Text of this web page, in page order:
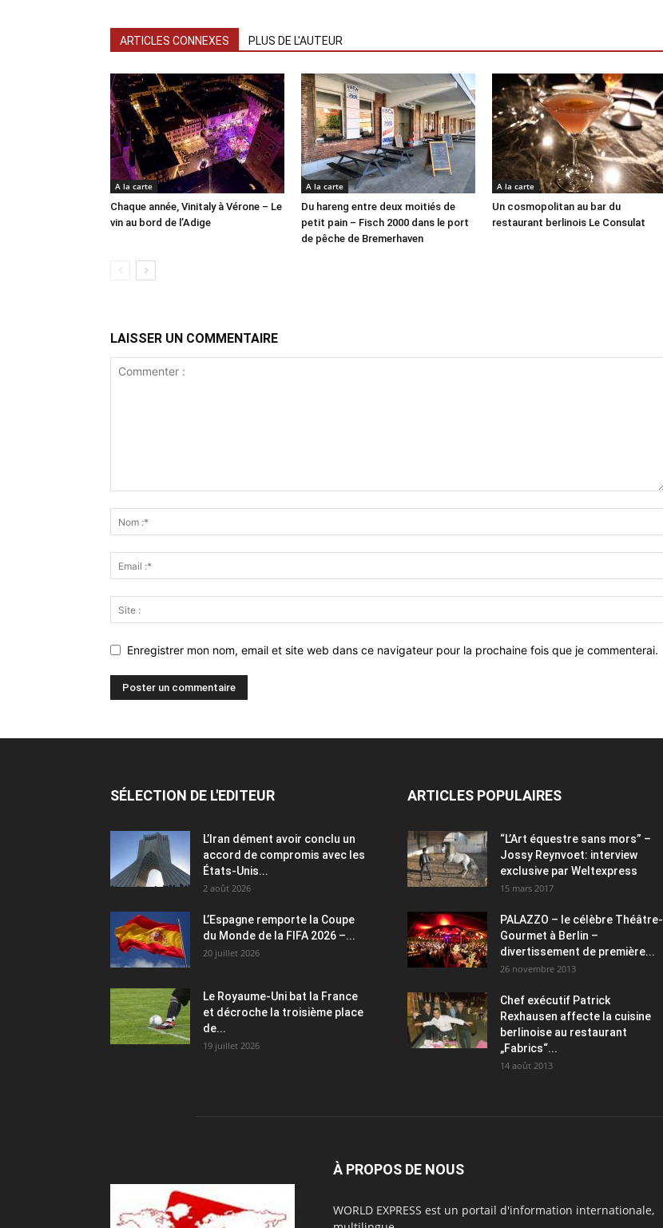
ARTICLES CONNEXES PLUS DE L'AUTEUR
A la carte
Chaque année, Vinitaly à Vérone – Le
vin au bord de l’Adige
A la carte
Du hareng entre deux moitiés de
petit pain – Fisch 2000 dans le port
de pêche de Bremerhaven
A la carte
Un cosmopolitan au bar du
restaurant berlinois Le Consulat
LAISSER UN COMMENTAIRE
Enregistrer mon nom, email et site web dans ce navigateur pour la prochaine fois que je commenterai.
SÉLECTION DE L'EDITEUR
L’Iran dément avoir conclu un
accord de compromis avec les
États-Unis...
2 août 2026
L’Espagne remporte la Coupe
du Monde de la FIFA 2026 –...
20 juillet 2026
Le Royaume-Uni bat la France
et décroche la troisième place
de...
19 juillet 2026
ARTICLES POPULAIRES
“L’Art équestre sans mors” –
Jossy Reynvoet: interview
exclusive par Weltexpress
15 mars 2017
PALAZZO – le célèbre Théâtre-
Gourmet à Berlin –
divertissement de première...
26 novembre 2013
Chef exécutif Patrick
Rexhausen affecte la cuisine
berlinoise au restaurant
„Fabrics“...
14 août 2013
À PROPOS DE NOUS
WORLD EXPRESS est un portail d'information internationale,